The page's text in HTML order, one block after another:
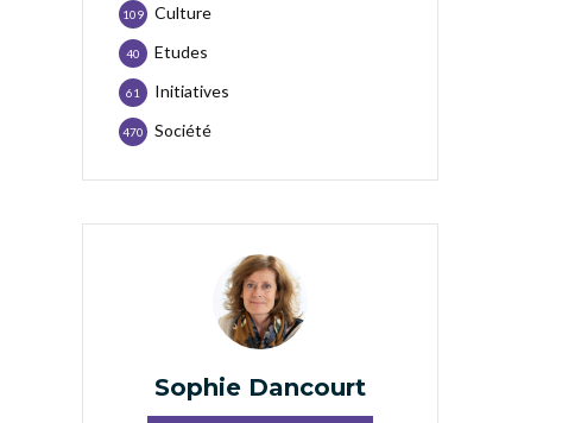
Culture
109
Etudes
40
Initiatives
61
Société
470
Sophie Dancourt